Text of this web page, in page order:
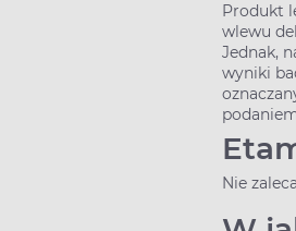
Produkt
wlewu
Jednak,
wyniki
Nie